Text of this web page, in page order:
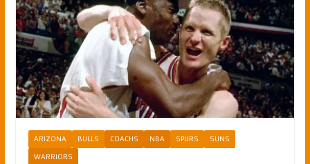
ARIZONA BULLS COACHS NBA SPURS SUNS
WARRIORS